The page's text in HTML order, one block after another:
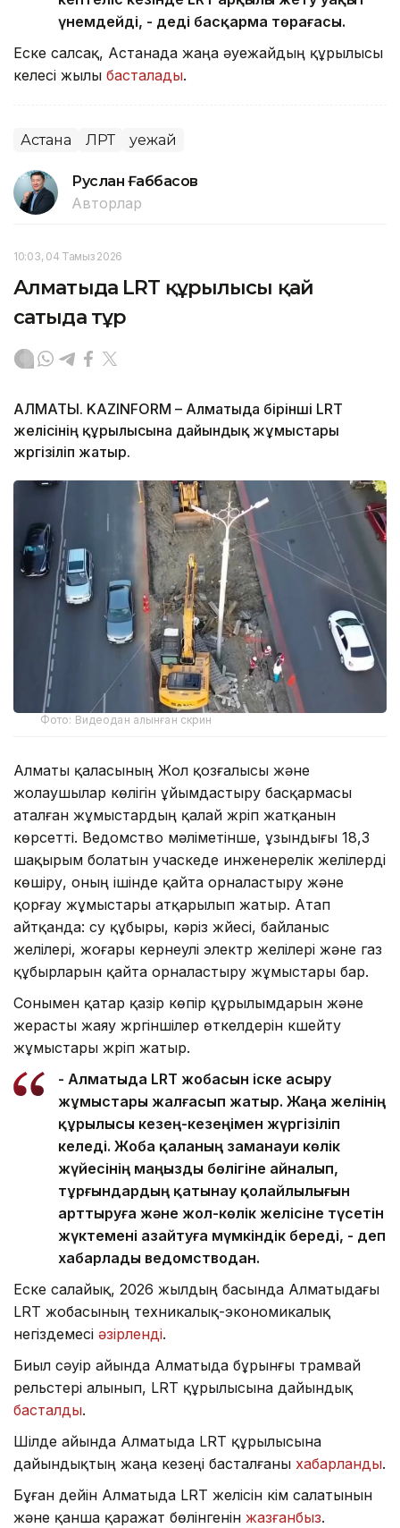
үнемдейді, - деді басқарма төрағасы.
Еске салсақ, Астанада жаңа әуежайдың құрылысы
келесі жылы басталады.
Астана ЛРТ Әуежай
Руслан Ғаббасов
Авторлар
10:03, 04 Тамыз 2026
Алматыда LRT құрылысы қай
сатыда тұр
АЛМАТЫ. KAZINFORM – Алматыда бірінші LRT
желісінің құрылысына дайындық жұмыстары
жүргізіліп жатыр.
Фото: Видеодан алынған скрин
Алматы қаласының Жол қозғалысы және
жолаушылар көлігін ұйымдастыру басқармасы
аталған жұмыстардың қалай жүріп жатқанын
көрсетті. Ведомство мәліметінше, ұзындығы 18,3
шақырым болатын учаскеде инженерелік желілерді
көшіру, оның ішінде қайта орналастыру және
қорғау жұмыстары атқарылып жатыр. Атап
айтқанда: су құбыры, кәріз жүйесі, байланыс
желілері, жоғары кернеулі электр желілері және газ
құбырларын қайта орналастыру жұмыстары бар.
Сонымен қатар қазір көпір құрылымдарын және
жерасты жаяу жүргіншілер өткелдерін күшейту
жұмыстары жүріп жатыр.
- Алматыда LRT жобасын іске асыру
жұмыстары жалғасып жатыр. Жаңа желінің
құрылысы кезең-кезеңімен жүргізіліп
келеді. Жоба қаланың заманауи көлік
жүйесінің маңызды бөлігіне айналып,
тұрғындардың қатынау қолайлылығын
арттыруға және жол-көлік желісіне түсетін
жүктемені азайтуға мүмкіндік береді, - деп
хабарлады ведомстводан.
Еске салайық, 2026 жылдың басында Алматыдағы
LRT жобасының техникалық-экономикалық
негіздемесі әзірленді.
Биыл сәуір айында Алматыда бұрынғы трамвай
рельстері алынып, LRT құрылысына дайындық
басталды.
Шілде айында Алматыда LRT құрылысына
дайындықтың жаңа кезеңі басталғаны хабарланды.
Бұған дейін Алматыда LRT желісін кім салатынын
және қанша қаражат бөлінгенін жазғанбыз.